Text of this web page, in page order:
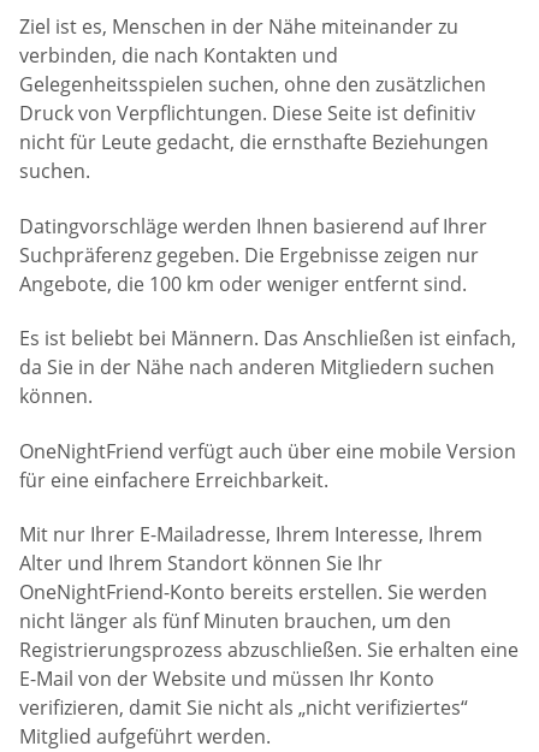
Ziel ist es, Menschen in der Nähe miteinander zu
verbinden, die nach Kontakten und
Gelegenheitsspielen suchen, ohne den zusätzlichen
Druck von Verpflichtungen. Diese Seite ist definitiv
nicht für Leute gedacht, die ernsthafte Beziehungen
suchen.
Datingvorschläge werden Ihnen basierend auf Ihrer
Suchpräferenz gegeben. Die Ergebnisse zeigen nur
Angebote, die 100 km oder weniger entfernt sind.
Es ist beliebt bei Männern. Das Anschließen ist einfach,
da Sie in der Nähe nach anderen Mitgliedern suchen
können.
OneNightFriend verfügt auch über eine mobile Version
für eine einfachere Erreichbarkeit.
Mit nur Ihrer E-Mailadresse, Ihrem Interesse, Ihrem
Alter und Ihrem Standort können Sie Ihr
OneNightFriend-Konto bereits erstellen. Sie werden
nicht länger als fünf Minuten brauchen, um den
Registrierungsprozess abzuschließen. Sie erhalten eine
E-Mail von der Website und müssen Ihr Konto
verifizieren, damit Sie nicht als „nicht verifiziertes“
Mitglied aufgeführt werden.